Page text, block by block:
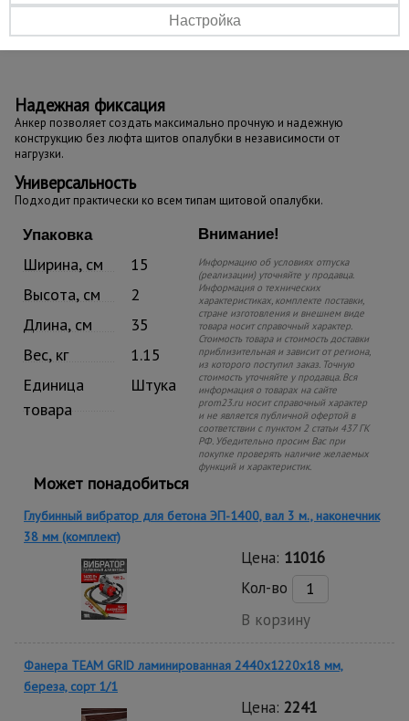
Надежная фиксация
Анкер позволяет создать максимально прочную и надежную
конструкцию без люфта щитов опалубки в независимости от
нагрузки.
Универсальность
Подходит практически ко всем типам щитовой опалубки.
Упаковка
Ширина, см
15
Высота, см
2
Длина, см
35
Вес, кг
1.15
Единица
товара
Штука
Внимание!
Информацию об условиях отпуска
(реализации) уточняйте у продавца.
Информация о технических
характеристиках, комплекте поставки,
стране изготовления и внешнем виде
товара носит справочный характер.
Стоимость товара и стоимость доставки
приблизительная и зависит от региона,
из которого поступил заказ. Точную
стоимость уточняйте у продавца. Вся
информация о товарах на сайте
prom23.ru носит справочный характер
и не является публичной офертой в
соответствии с пунктом 2 статьи 437 ГК
РФ. Убедительно просим Вас при
покупке проверять наличие желаемых
функций и характеристик.
Может понадобиться
Глубинный вибратор для бетона ЭП-1400, вал 3 м., наконечник
38 мм (комплект)
Цена: 11016
Кол-во
В корзину
Фанера TEAM GRID ламинированная 2440х1220х18 мм,
береза, сорт 1/1
Цена: 2241
Настройка